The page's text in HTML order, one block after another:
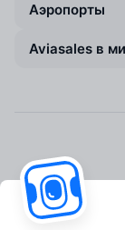
Аэропорты
Aviasales в